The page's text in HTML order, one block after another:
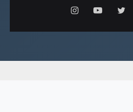
تويتر يوتيوبانستقرام